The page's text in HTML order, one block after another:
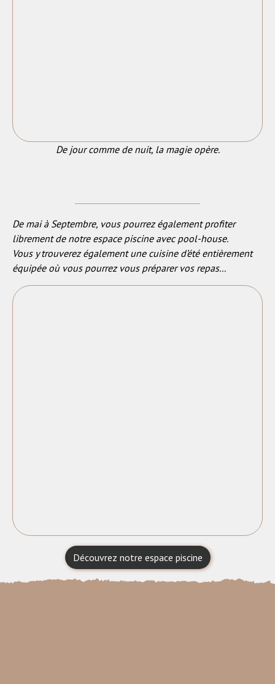
De jour comme de nuit, la magie opère.
De mai à Septembre, vous pourrez également profiter
librement de notre espace piscine avec pool-house.
Vous y trouverez également une cuisine d’été entièrement
équipée où vous pourrez vous préparer vos repas...
Découvrez notre espace piscine